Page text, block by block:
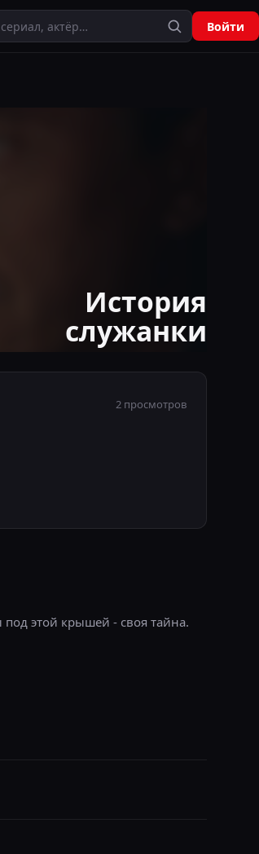
Войти
История
служанки
2 просмотров
этой крышей - своя тайна.